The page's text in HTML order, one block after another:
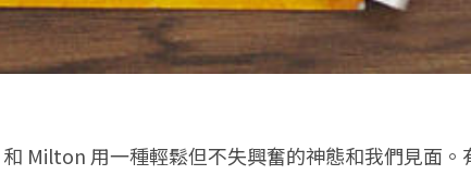
Milton 用一種輕鬆但不失興奮的神態和我們見面。